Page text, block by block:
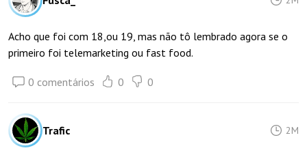
Acho que foi com 18,ou 19, mas não tô lembrado agora se o
primeiro foi telemarketing ou fast food.
0 comentários 0 0
Trafic 2M